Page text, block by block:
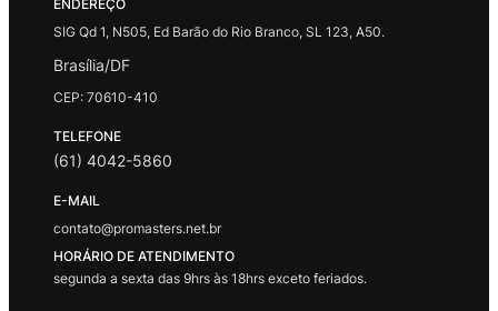
ENDEREÇO
SIG Qd 1, N505, Ed Barão do Rio Branco, SL 123, A50.
Brasília/DF
CEP: 70610-410
TELEFONE
(61) 4042-5860
E-MAIL
contato@promasters.net.br
HORÁRIO DE ATENDIMENTO
segunda a sexta das 9hrs às 18hrs exceto feriados.